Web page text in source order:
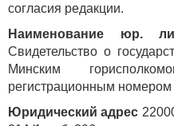
согласия редакции.
Наименование юр.
Свидетельство о
Минским
регистрационным
Юридический адрес